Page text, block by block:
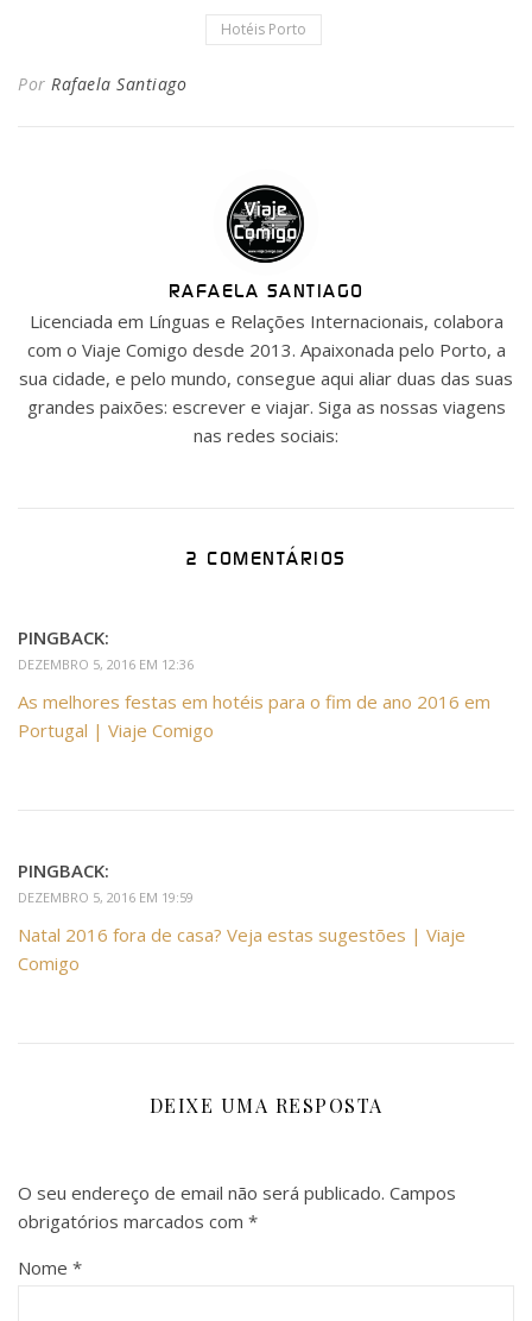
Hotéis Porto
Por Rafaela Santiago
RAFAELA SANTIAGO
Licenciada em Línguas e Relações Internacionais, colabora
com o Viaje Comigo desde 2013. Apaixonada pelo Porto, a
sua cidade, e pelo mundo, consegue aqui aliar duas das suas
grandes paixões: escrever e viajar. Siga as nossas viagens
nas redes sociais:
2 COMENTÁRIOS
PINGBACK:
DEZEMBRO 5, 2016 EM 12:36
As melhores festas em hotéis para o fim de ano 2016 em
Portugal | Viaje Comigo
PINGBACK:
DEZEMBRO 5, 2016 EM 19:59
Natal 2016 fora de casa? Veja estas sugestões | Viaje
Comigo
DEIXE UMA RESPOSTA
O seu endereço de email não será publicado. Campos
obrigatórios marcados com *
Nome *